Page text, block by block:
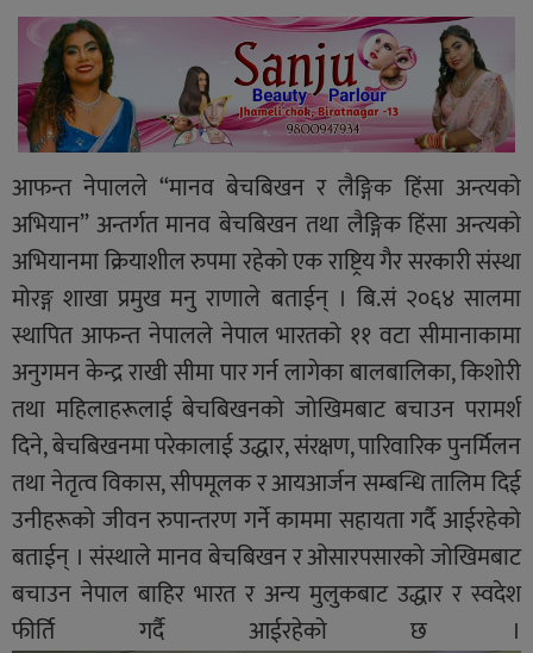
आफन्त नेपालले “मानव बेचबिखन र लैङ्गिक हिंसा अन्त्यको
अभियान” अन्तर्गत मानव बेचबिखन तथा लैङ्गिक हिंसा अन्त्यको
अभियानमा क्रियाशील रुपमा रहेको एक राष्ट्रिय गैर सरकारी संस्था
मोरङ्ग शाखा प्रमुख मनु राणाले बताईन् । बि.सं २०६४ सालमा
स्थापित आफन्त नेपालले नेपाल भारतको ११ वटा सीमानाकामा
अनुगमन केन्द्र राखी सीमा पार गर्न लागेका बालबालिका, किशोरी
तथा महिलाहरूलाई बेचबिखनको जोखिमबाट बचाउन परामर्श
दिने, बेचबिखनमा परेकालाई उद्धार, संरक्षण, पारिवारिक पुनर्मिलन
तथा नेतृत्व विकास, सीपमूलक र आयआर्जन सम्बन्धि तालिम दिई
उनीहरूको जीवन रुपान्तरण गर्ने काममा सहायता गर्दै आईरहेको
बताईन् । संस्थाले मानव बेचबिखन र ओसारपसारको जोखिमबाट
बचाउन नेपाल बाहिर भारत र अन्य मुलुकबाट उद्धार र स्वदेश
फीर्ति गर्दै आईरहेको छ ।